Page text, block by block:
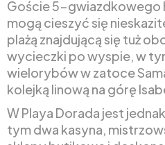
Goście 5-gwiazdkowego
mogą cieszyć się
plażą znajdującą się tuż
wycieczki po wyspie, w
wielorybów w zatoce
kolejką linową na górę
W Playa Dorada jest
tym dwa kasyna,